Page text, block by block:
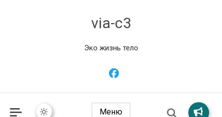
via-c3
Эко жизнь тело
Меню